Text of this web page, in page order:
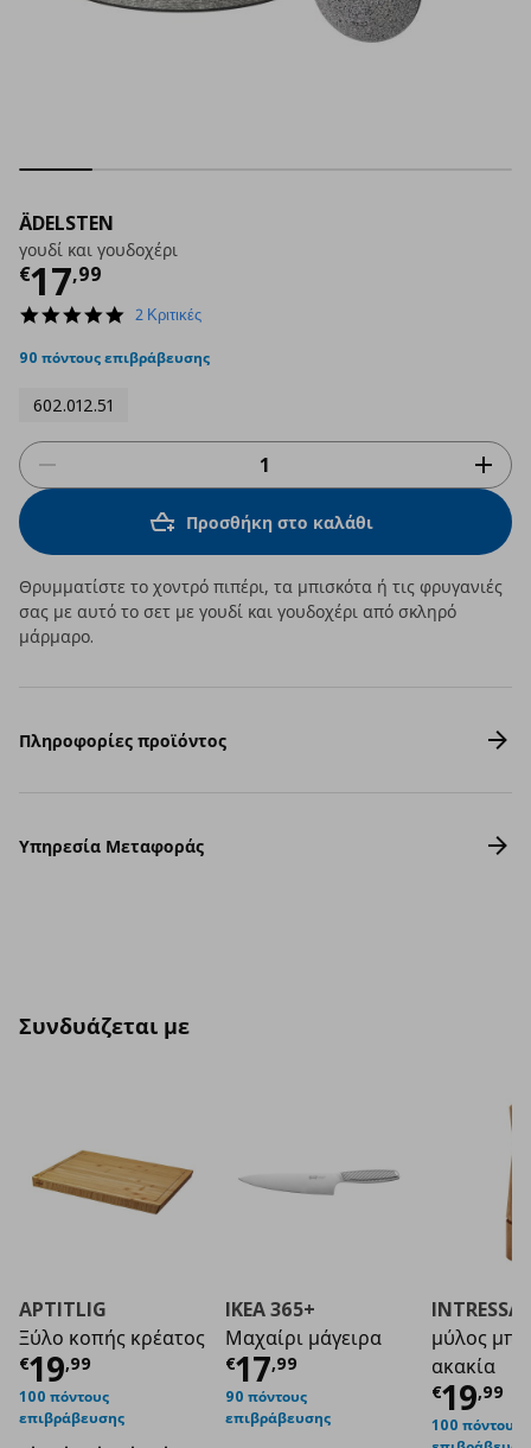
ÄDELSTEN
γουδί και γουδοχέρι
€17,99
Τρέχουσα τιμή
5.0
rating
2 Κριτικές
90 πόντους επιβράβευσης
602.012.51
Προσθήκη στο καλάθι
Θρυμματίστε το χοντρό πιπέρι, τα μπισκότα ή τις φρυγανιές
σας με αυτό το σετ με γουδί και γουδοχέρι από σκληρό
μάρμαρο.
Πληροφορίες προϊόντος
Υπηρεσία Μεταφοράς
Συνδυάζεται με
APTITLIG
Ξύλο κοπής κρέατος
€19,99
Τρέχουσα τιμή€ 19,99
100 πόντους
επιβράβευσης
IKEA 365+
Μαχαίρι μάγειρα
€17,99
Τρέχουσα τιμή€
90 πόντους
επιβράβευσης
μύλος
ακακία
€19,99
100 πόντους